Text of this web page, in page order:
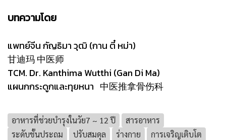
บทความโดย
แพทย์จีน กัญธิมา วุฒิ (กาน ตี๋ หม่า)
甘迪玛 中医师
TCM. Dr. Kanthima Wutthi (Gan Di Ma)
แผนกกระดูกและทุยหนา 中医推拿骨伤科
อาหารที่ช่วยบำรุงในวัย7 ~ 12 ปี
สารอาหาร
ระดับชั้นประถม
ปรับสมดุล ร่างกาย
การเจริญเติบโต